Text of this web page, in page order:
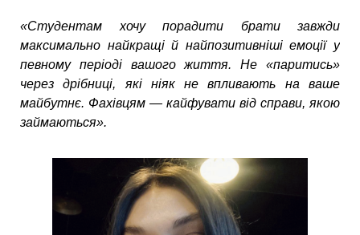
«Студентам хочу порадити брати завжди
максимально найкращі й найпозитивніші емоції у
певному періоді вашого життя. Не «паритись»
через дрібниці, які ніяк не впливають на ваше
майбутнє. Фахівцям — кайфувати від справи, якою
займаються».